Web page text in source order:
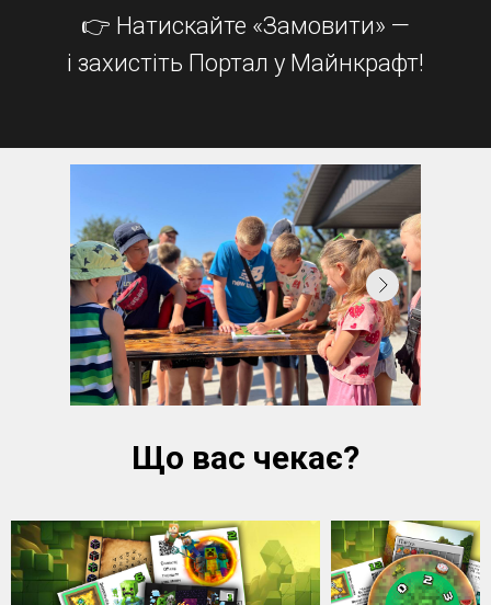
👉 Натискайте «Замовити» —
і захистіть Портал у Майнкрафт!
Що вас чекає?